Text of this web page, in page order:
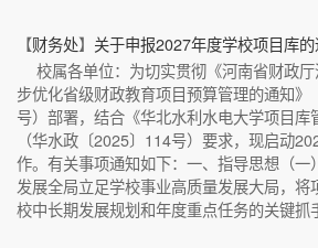
【财务处】 关于申报2027年度学校项目库的
校属各单位：为切实贯彻《河南省财政
步优化省级财政教育项目预算管理的通知
号）部署，结合《华北水利水电大学项目库
（华水政〔2025〕114号）要求，现启动
作。有关事项通知如下：一、指导思想（一
发展全局立足学校事业高质量发展大局，将
校中长期发展规划和年度重点任务的关键抓